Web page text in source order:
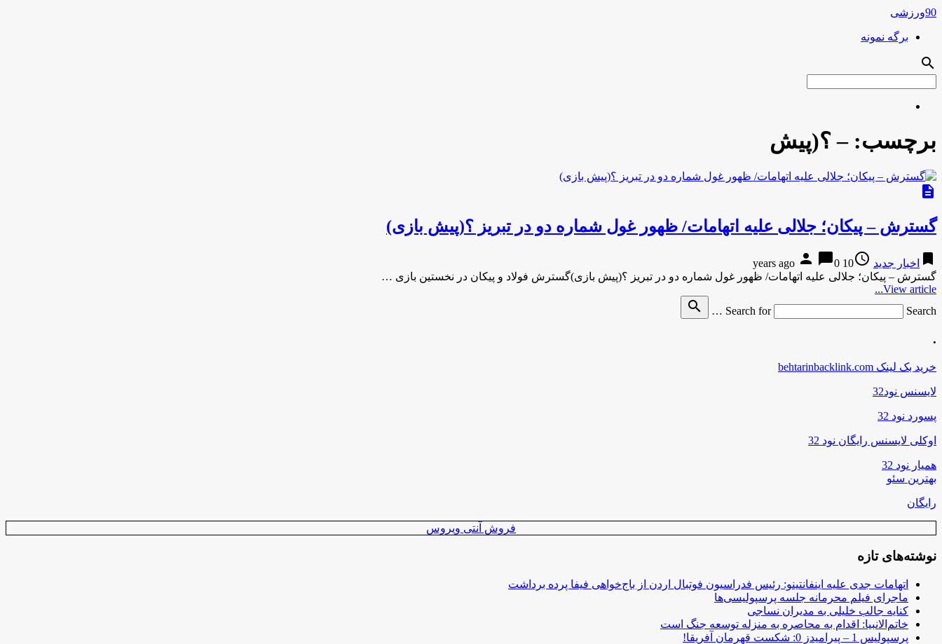
90ورزشی
برگه نمونه
search
برچسب:– ؟(پیش
description
گسترش – پیکان؛ جلالی علیه اتهامات/ ظهور غول شماره دو در تبریز ؟(پیش بازی)
bookmark اخبار جدید access_time
10 years ago
person chat_bubble0
گسترش – پیکان؛ جلالی علیه اتهامات/ ظهور غول شماره دو در تبریز ؟(پیش بازی)گسترش فولاد و پیکان در نخستین بازی …
View article...
Search for
Search …
search
.
خرید بک لینک behtarinbacklink.com
لایسنس نود32
پسورد نود 32
اوکلی لایسنس رایگان نود 32
همیار نود 32
بهترین سئو
رایگان
فروش آنتی ویروس
نوشته‌های تازه
اتهامات جدی علیه اینفانتینو: رئیس فدراسیون فوتبال اردن از باج‌خواهی فیفا پرده برداشت
ماجرای فیلم محرمانه جلسه پرسپولیسی‌ها
کنایه جالب خلیلی به مدیران نساجی
خاتم‌الانبیا: اقدام به محاصره به منزله توسعه جنگ است
پرسپولیس 1 – پیرامیدز 0: شکست قهرمان آفریقا!